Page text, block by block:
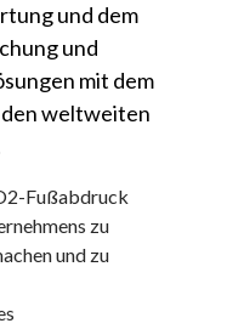
und dem
und
mit dem
weltweiten
Fußabdruck
zu
und zu